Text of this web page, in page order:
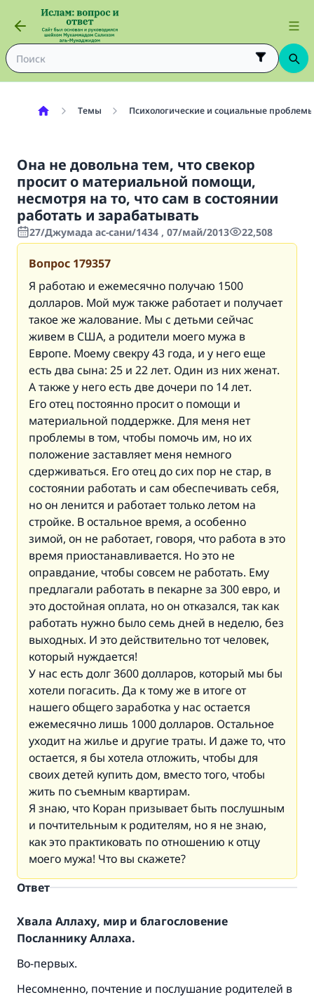
Темы Психологические и социальные проблемы
Она не довольна тем, что свекор
просит о материальной помощи,
несмотря на то, что сам в состоянии
работать и зарабатывать
27/Джумада ас-сани/1434 , 07/май/2013 22,508
Вопрос 179357
Я работаю и ежемесячно получаю 1500
долларов. Мой муж также работает и получает
такое же жалование. Мы с детьми сейчас
живем в США, а родители моего мужа в
Европе. Моему свекру 43 года, и у него еще
есть два сына: 25 и 22 лет. Один из них женат.
А также у него есть две дочери по 14 лет.
Его отец постоянно просит о помощи и
материальной поддержке. Для меня нет
проблемы в том, чтобы помочь им, но их
положение заставляет меня немного
сдерживаться. Его отец до сих пор не стар, в
состоянии работать и сам обеспечивать себя,
но он ленится и работает только летом на
стройке. В остальное время, а особенно
зимой, он не работает, говоря, что работа в это
время приостанавливается. Но это не
оправдание, чтобы совсем не работать. Ему
предлагали работать в пекарне за 300 евро, и
это достойная оплата, но он отказался, так как
работать нужно было семь дней в неделю, без
выходных. И это действительно тот человек,
который нуждается!
У нас есть долг 3600 долларов, который мы бы
хотели погасить. Да к тому же в итоге от
нашего общего заработка у нас остается
ежемесячно лишь 1000 долларов. Остальное
уходит на жилье и другие траты. И даже то, что
остается, я бы хотела отложить, чтобы для
своих детей купить дом, вместо того, чтобы
жить по съемным квартирам.
Я знаю, что Коран призывает быть послушным
и почтительным к родителям, но я не знаю,
как это практиковать по отношению к отцу
моего мужа! Что вы скажете?
Ответ
Хвала Аллаху, мир и благословение
Посланнику Аллаха.
Во-первых.
Несомненно, почтение и послушание родителей в